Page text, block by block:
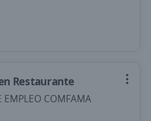
Restaurante
EMPLEO COMFAMA